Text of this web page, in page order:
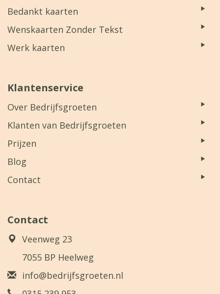
Bedankt kaarten
Wenskaarten Zonder Tekst
Werk kaarten
Klantenservice
Over Bedrijfsgroeten
Klanten van Bedrijfsgroeten
Prijzen
Blog
Contact
Contact
Veenweg 23
7055 BP Heelweg
info@bedrijfsgroeten.nl